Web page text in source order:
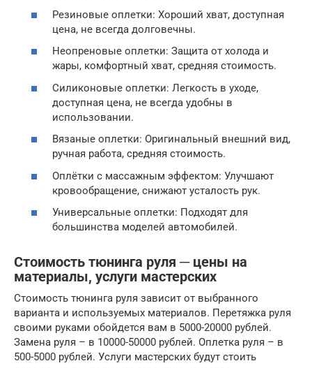
Резиновые оплетки: Хороший хват, доступная
цена, не всегда долговечны.
Неопреновые оплетки: Защита от холода и
жары, комфортный хват, средняя стоимость.
Силиконовые оплетки: Легкость в уходе,
доступная цена, не всегда удобны в
использовании.
Вязаные оплетки: Оригинальный внешний вид,
ручная работа, средняя стоимость.
Оплётки с массажным эффектом: Улучшают
кровообращение, снижают усталость рук.
Универсальные оплетки: Подходят для
большинства моделей автомобилей.
Стоимость тюнинга руля ─ цены на
материалы, услуги мастерских
Стоимость тюнинга руля зависит от выбранного
варианта и используемых материалов. Перетяжка руля
своими руками обойдется вам в 5000-20000 рублей.
Замена руля – в 10000-50000 рублей. Оплетка руля – в
500-5000 рублей. Услуги мастерских будут стоить